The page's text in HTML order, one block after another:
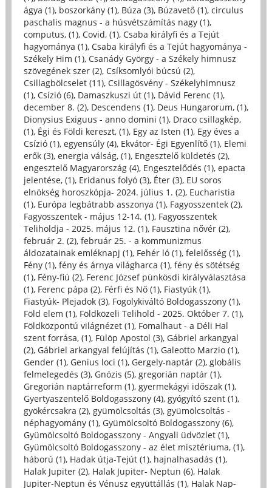
ágya (1), boszorkány (1), Búza (3), Búzavető (1), circulus
paschalis magnus - a húsvétszámítás nagy (1),
computus, (1), Covid, (1), Csaba királyfi és a Tejút
hagyománya (1), Csaba királyfi és a Tejút hagyománya -
Székely Him (1), Csanády György - a Székely himnusz
szövegének szer (2), Csíksomlyói búcsú (2),
Csillagbölcselet (11), Csillagösvény - Székelyhimnusz
(1), Csízió (6), Damaszkuszi út (1), Dávid Ferenc (1),
december 8. (2), Descendens (1), Deus Hungarorum, (1),
Dionysius Exiguus - anno domini (1), Draco csillagkép,
(1), Égi és Földi kereszt, (1), Egy az Isten (1), Egy éves a
Csízió (1), egyensúly (4), Ekvátor- Égi Egyenlítő (1), Elemi
erők (3), energia válság, (1), Engesztelő küldetés (2),
engesztelő Magyarország (4), Engesztelődés (1), epacta
jelentése, (1), Eridanus folyó (3), Éter (3), EU soros
elnökség horoszkópja- 2024. július 1. (2), Eucharistia
(1), Európa legbátrabb asszonya (1), Fagyosszentek (2),
Fagyosszentek - május 12-14. (1), Fagyosszentek
Teliholdja - 2025. május 12. (1), Fausztina nővér (2),
február 2. (2), február 25. - a kommunizmus
áldozatainak emléknapj (1), Fehér ló (1), felelősség (1),
Fény (1), fény és árnya világharca (1), fény és sötétség
(1), Fény-fiú (2), Ferenc József pünkösdi királyválasztása
(1), Ferenc pápa (2), Férfi és Nő (1), Fiastyúk (1),
Fiastyúk- Plejadok (3), Fogolykiváltó Boldogasszony (1),
Föld elem (1), Földközeli Telihold - 2025. Október 7. (1),
Földközpontú világnézet (1), Fomalhaut - a Déli Hal
szent forrása, (1), Fülöp Apostol (3), Gábriel arkangyal
(2), Gábriel arkangyal felújítás (1), Galeotto Marzio (1),
Gender (1), Genius loci (1), Gergely-naptár (2), globális
felmelegedés (3), Gnózis (5), gregorián naptár (1),
Gregorián naptárreform (1), gyermekágyi időszak (1),
Gyertyaszentelő Boldogasszony (4), gyógyító szent (1),
gyökércsakra (2), gyümölcsoltás (3), gyümölcsoltás -
néphagyomány (1), Gyümölcsoltó Boldogasszony (6),
Gyümölcsoltó Boldogasszony - Angyali üdvözlet (1),
Gyümölcsoltó Boldogasszony - az élet misztériuma, (1),
háború (1), Hadak útja-Tejút (1), hajnalhasadás (1),
Halak Jupiter (2), Halak Jupiter- Neptun (6), Halak
Jupiter-Neptun és Vénusz együttállás (1), Halak Nap-